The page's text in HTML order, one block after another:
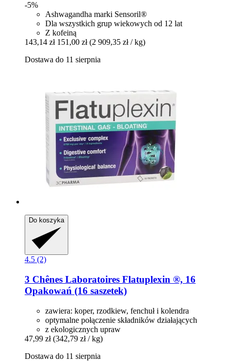
-5%
Ashwagandha marki Sensoril®
Dla wszystkich grup wiekowych od 12 lat
Z kofeiną
143,14 zł 151,00 zł (2 909,35 zł / kg)
Dostawa do 11 sierpnia
Do koszyka
4.5 (2)
3 Chênes Laboratoires Flatuplexin ®, 16
Opakowań (16 saszetek)
zawiera: koper, rzodkiew, fenchuł i kolendra
optymalne połączenie składników działających
z ekologicznych upraw
47,99 zł (342,79 zł / kg)
Dostawa do 11 sierpnia